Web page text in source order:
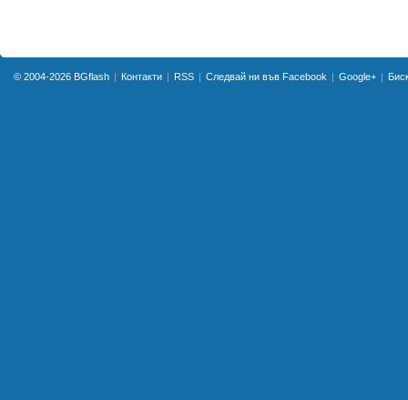
© 2004-2026 BGflash Контакти RSS Следвай ни във Facebook Google+